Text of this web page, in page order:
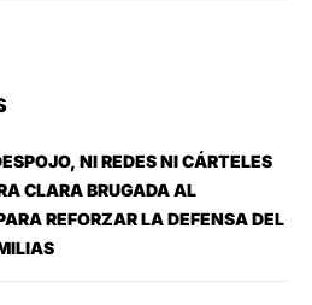
NI REDES NI CÁRTELES
CLARA BRUGADA AL
REFORZAR LA DEFENSA DEL